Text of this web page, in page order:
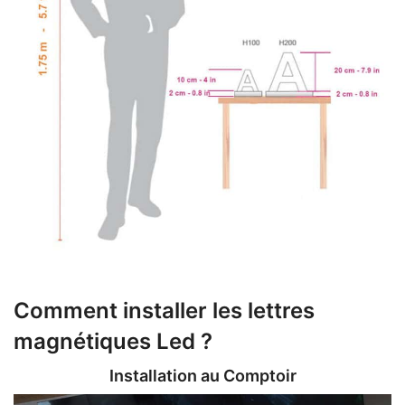
Comment installer les lettres
magnétiques Led ?
Installation au Comptoir